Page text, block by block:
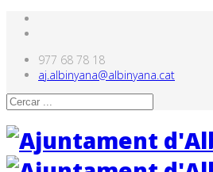
977 68 78 18
aj.albinyana@albinyana.cat